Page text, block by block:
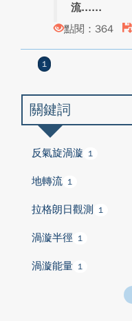
流...
點閱：364
1
關鍵詞
反氣旋渦漩 1
地轉流 1
拉格朗日觀測 1
渦漩半徑 1
渦漩能量 1